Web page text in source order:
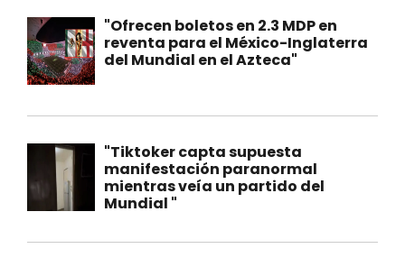
"Ofrecen boletos en 2.3 MDP en
reventa para el México-Inglaterra
del Mundial en el Azteca"
"Tiktoker capta supuesta
manifestación paranormal
mientras veía un partido del
Mundial "